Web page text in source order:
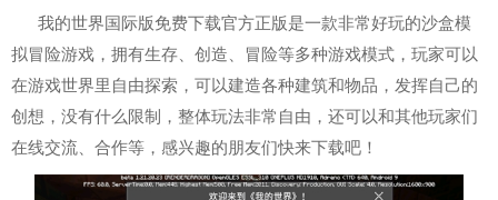
我的世界国际版免费下载官方正版是一款非常好玩的沙盒模
拟冒险游戏，拥有生存、创造、冒险等多种游戏模式，玩家可以
在游戏世界里自由探索，可以建造各种建筑和物品，发挥自己的
创想，没有什么限制，整体玩法非常自由，还可以和其他玩家们
在线交流、合作等，感兴趣的朋友们快来下载吧！